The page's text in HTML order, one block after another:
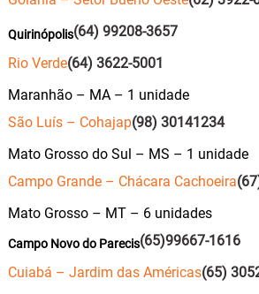
Quirinópolis(64) 99208-3657
Rio Verde(64) 3622-5001
Maranhão – MA – 1 unidade
São Luís – Cohajap(98) 30141234
Mato Grosso do Sul – MS – 1 unidade
Campo Grande – Chácara Cachoeira
Mato Grosso – MT – 6 unidades
Campo Novo do Parecis(65)99667-1616
Cuiabá – Jardim das Américas(65)